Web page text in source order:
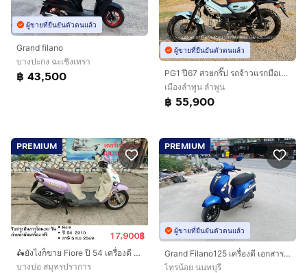
ผู้ขายที่ยืนยันตัวตนแล้ว
Grand filano
บางปะกง ฉะเชิงเทรา
฿ 43,500
ผู้ขายที่ยืนยันตัวตนแล้ว
PG1 ปี67 สวยกริ๊ป รถจ้าวแรกมือเดียวออกห้าง ดาวน์ 3900 ไม่ใช้คนค้ำ ผ่อนสบายๆ จร้า
เมืองลำพูน ลำพูน
฿ 55,900
PREMIUM
🛵ยังไงก็ขาย Fiore ปี 54 เครื่องดี สีสวย สตาร์ทมือ เล่มชุดโอนครบ+เปลี่ยนถ่ายน้ำมันเครื่องฟรี ขายตามสภาพ ส่งฟรี 30 กม.
บางบ่อ สมุทรปราการ
PREMIUM
ผู้ขายที่ยืนยันตัวตนแล้ว
Grand Filano125 เครื่องดี เอกสารครบ
ไทรน้อย นนทบุรี